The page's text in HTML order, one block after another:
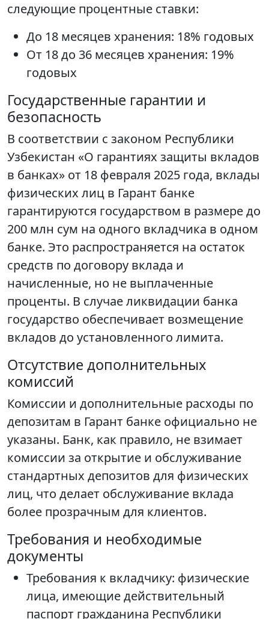
следующие процентные ставки:
До 18 месяцев хранения: 18% годовых
От 18 до 36 месяцев хранения: 19%
годовых
Государственные гарантии и
безопасность
В соответствии с законом Республики
Узбекистан «О гарантиях защиты вкладов
в банках» от 18 февраля 2025 года, вклады
физических лиц в Гарант банке
гарантируются государством в размере до
200 млн сум на одного вкладчика в одном
банке. Это распространяется на остаток
средств по договору вклада и
начисленные, но не выплаченные
проценты. В случае ликвидации банка
государство обеспечивает возмещение
вкладов до установленного лимита.
Отсутствие дополнительных
комиссий
Комиссии и дополнительные расходы по
депозитам в Гарант банке официально не
указаны. Банк, как правило, не взимает
комиссии за открытие и обслуживание
стандартных депозитов для физических
лиц, что делает обслуживание вклада
более прозрачным для клиентов.
Требования и необходимые
документы
Требования к вкладчику: физические
лица, имеющие действительный
паспорт гражданина Республики